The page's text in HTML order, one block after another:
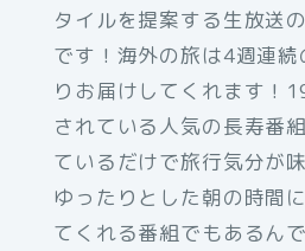
タイルを提案する生放送
です！海外の旅は4週連
りお届けしてくれます！
されている人気の長寿番
ているだけで旅行気分が
ゆったりとした朝の時間
てくれる番組でもあるんで